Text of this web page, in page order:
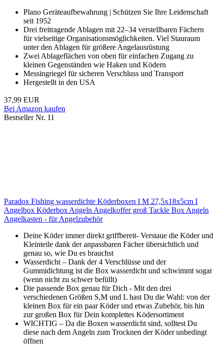
Plano Geräteaufbewahrung | Schützen Sie Ihre Leidenschaft
seit 1952
Drei freitragende Ablagen mit 22–34 verstellbaren Fächern
für vielseitige Organisationsmöglichkeiten. Viel Stauraum
unter den Ablagen für größere Angelausrüstung
Zwei Ablageflächen von oben für einfachen Zugang zu
kleinen Gegenständen wie Haken und Ködern
Messingriegel für sicheren Verschluss und Transport
Hergestellt in den USA
37,99 EUR
Bei Amazon kaufen
Bestseller Nr. 11
Paradox Fishing wasserdichte Köderboxen I M 27,5x18x5cm I
Angelbox Köderbox Angeln Angelkoffer groß Tackle Box Angeln
Angelkasten - für Angelzubehör
Deine Köder immer direkt griffbereit- Verstaue die Köder und
Kleinteile dank der anpassbaren Fächer übersichtlich und
genau so, wie Du es brauchst
Wasserdicht – Dank der 4 Verschlüsse und der
Gummidichtung ist die Box wasserdicht und schwimmt sogar
(wenn nicht zu schwer befüllt)
Die passende Box genau für Dich - Mit den drei
verschiedenen Größen S,M und L hast Du die Wahl: von der
kleinen Box für ein paar Köder und etwas Zubehör, bis hin
zur großen Box für Dein komplettes Ködersortiment
WICHTIG – Da die Boxen wasserdicht sind, solltest Du
diese nach dem Angeln zum Trocknen der Köder unbedingt
öffnen